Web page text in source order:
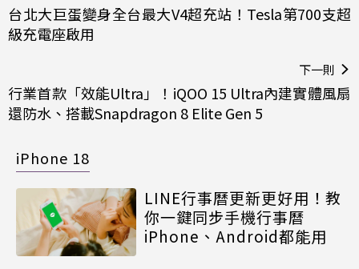
台北大巨蛋變身全台最大V4超充站！Tesla第700支超
級充電座啟用
下一則
行業首款「效能Ultra」！iQOO 15 Ultra內建實體風扇
還防水、搭載Snapdragon 8 Elite Gen 5
iPhone 18
LINE行事曆更新更好用！教
你一鍵同步手機行事曆
iPhone、Android都能用